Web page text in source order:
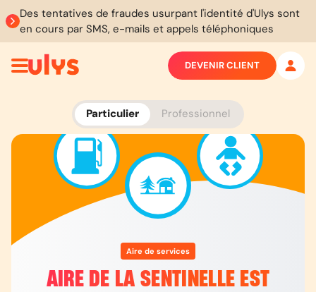
Des tentatives de fraudes usurpant l'identité d'Ulys sont
en cours par SMS, e-mails et appels téléphoniques
Particulier Professionnel
DEVENIR CLIENT
Aire de services
AIRE DE LA SENTINELLE EST